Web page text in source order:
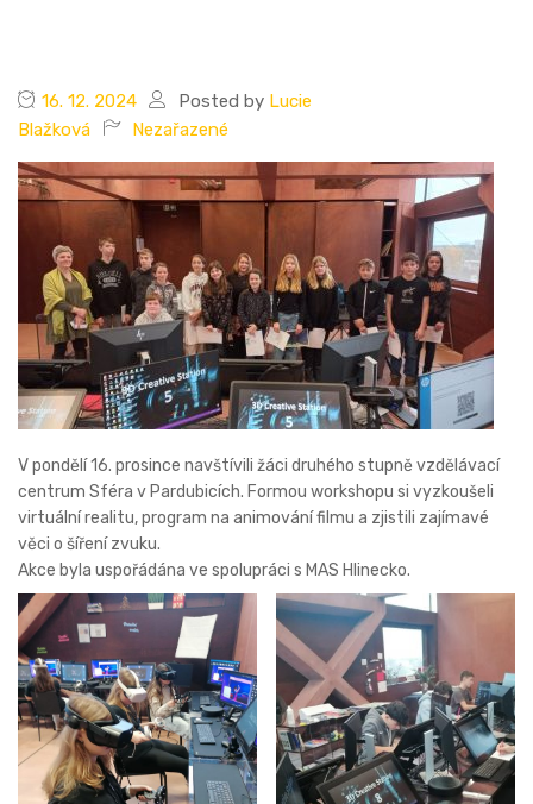
16. 12. 2024 Posted by Lucie
Blažková
Nezařazené
V pondělí 16. prosince navštívili žáci druhého stupně vzdělávací
centrum Sféra v Pardubicích. Formou workshopu si vyzkoušeli
virtuální realitu, program na animování filmu a zjistili zajímavé
věci o šíření zvuku.
Akce byla uspořádána ve spolupráci s MAS Hlinecko.